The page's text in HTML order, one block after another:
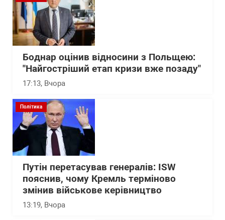
Боднар оцінив відносини з Польщею:
"Найгостріший етап кризи вже позаду"
17:13, Вчора
Політика
Путін перетасував генералів: ISW
пояснив, чому Кремль терміново
змінив військове керівництво
13:19, Вчора